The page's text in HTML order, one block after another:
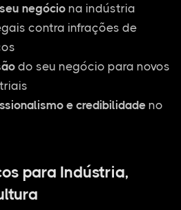
negóciona indústria
contra infrações de
do seu negócio para novos
e credibilidadeno
para Indústria,